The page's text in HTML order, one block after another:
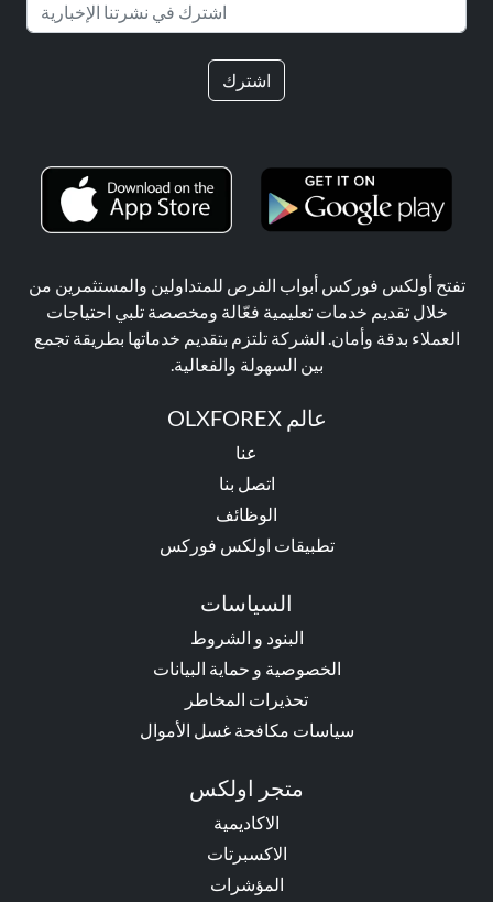
اشترك
تفتح أولكس فوركس أبواب الفرص للمتداولين والمستثمرين من
خلال تقديم خدمات تعليمية فعّالة ومخصصة تلبي احتياجات
العملاء بدقة وأمان. الشركة تلتزم بتقديم خدماتها بطريقة تجمع
بين السهولة والفعالية.
عالم OLXFOREX
عنا
اتصل بنا
الوظائف
تطبيقات اولكس فوركس
السياسات
البنود و الشروط
الخصوصية و حماية البيانات
تحذيرات المخاطر
سياسات مكافحة غسل الأموال
متجر اولكس
الاكاديمية
الاكسبرتات
المؤشرات